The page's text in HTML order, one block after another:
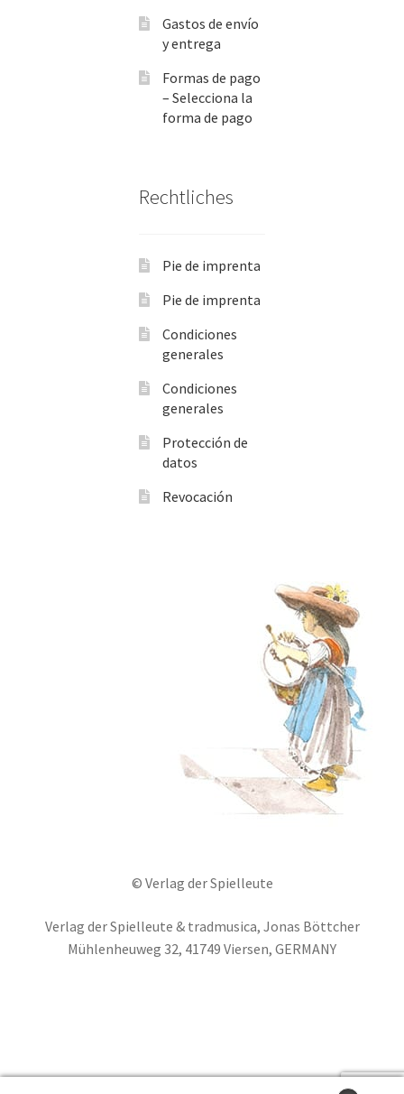
Gastos de envío
y entrega
Formas de pago
– Selecciona la
forma de pago
Rechtliches
Pie de imprenta
Pie de imprenta
Condiciones
generales
Condiciones
generales
Protección de
datos
Revocación
© Verlag der Spielleute
Verlag der Spielleute & tradmusica, Jonas Böttcher
Mühlenheuweg 32, 41749 Viersen, GERMANY